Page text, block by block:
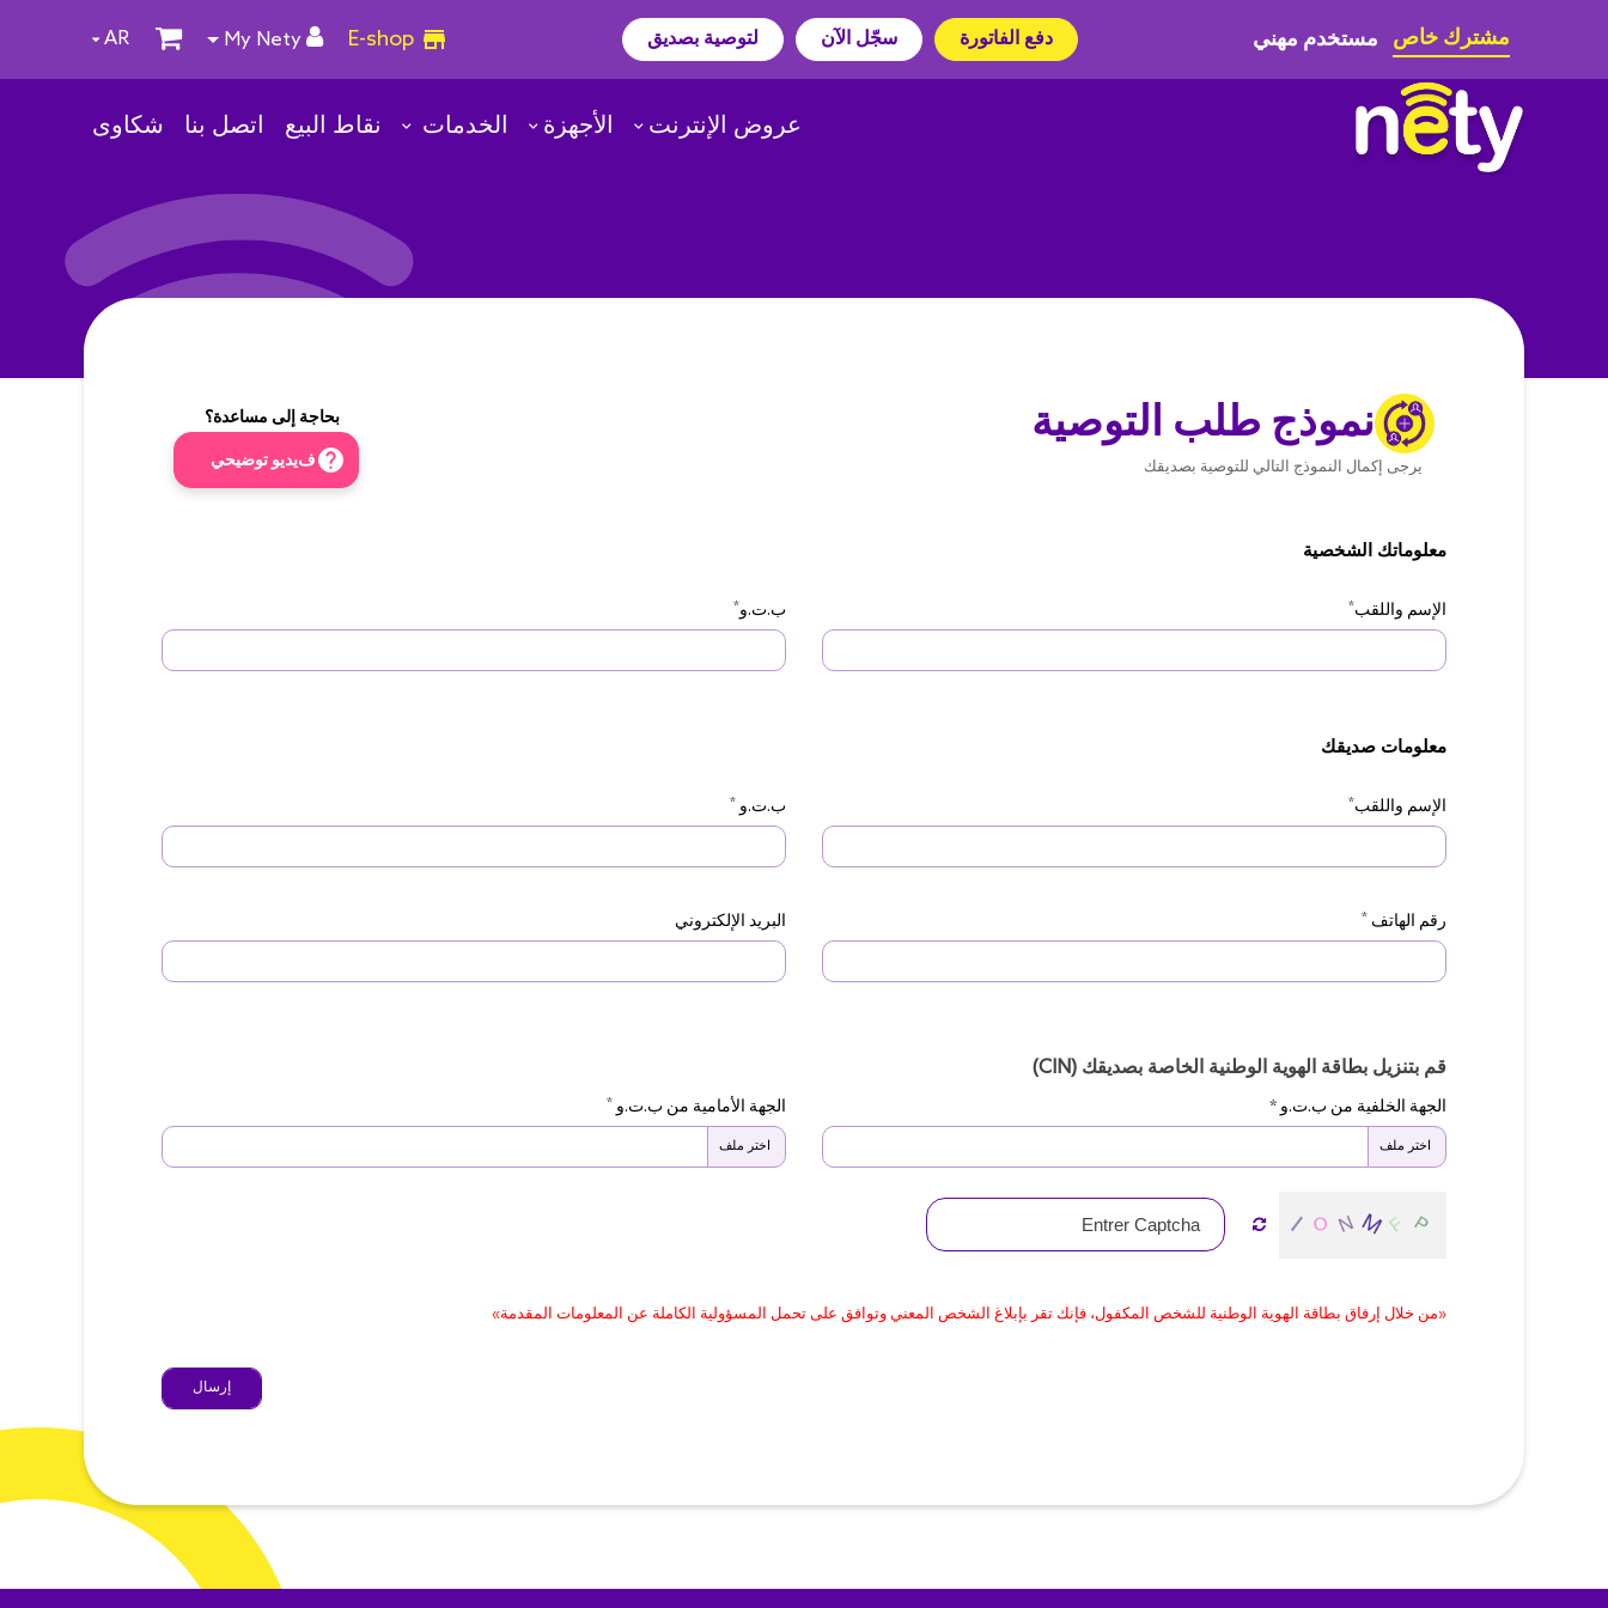
مشترك خاص مستخدم مهني دفع الفاتورة سجّل الآن لتوصية بصديق E-shop
My Nety
AR
عروض الإنترنت الأجهزة الخدمات نقاط البيع اتصل بنا شكاوى
بحاجة إلى مساعدة؟
help فيديو توضيحي
نموذج طلب التوصية
يرجى إكمال النموذج التالي للتوصية بصديقك
معلوماتك الشخصية
الإسم واللقب* ب.ت.و*
معلومات صديقك
الإسم واللقب* ب.ت.و *
رقم الهاتف * البريد الإلكتروني
قم بتنزيل بطاقة الهوية الوطنية الخاصة بصديقك (CIN)
الجهة الخلفية من ب.ت.و *
اختر ملف
الجهة الأمامية من ب.ت.و *
اختر ملف
«من خلال إرفاق بطاقة الهوية الوطنية للشخص المكفول، فإنك تقر بإبلاغ الشخص المعني وتوافق على تحمل المسؤولية الكاملة عن المعلومات المقدمة»
إرسال